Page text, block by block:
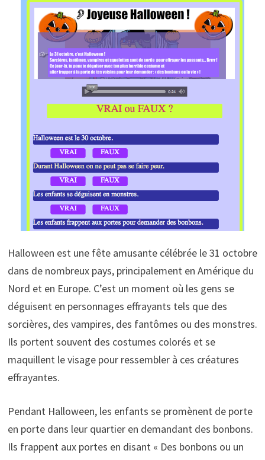
Halloween est une fête amusante célébrée le 31 octobre
dans de nombreux pays, principalement en Amérique du
Nord et en Europe. C’est un moment où les gens se
déguisent en personnages effrayants tels que des
sorcières, des vampires, des fantômes ou des monstres.
Ils portent souvent des costumes colorés et se
maquillent le visage pour ressembler à ces créatures
effrayantes.
Pendant Halloween, les enfants se promènent de porte
en porte dans leur quartier en demandant des bonbons.
Ils frappent aux portes en disant « Des bonbons ou un